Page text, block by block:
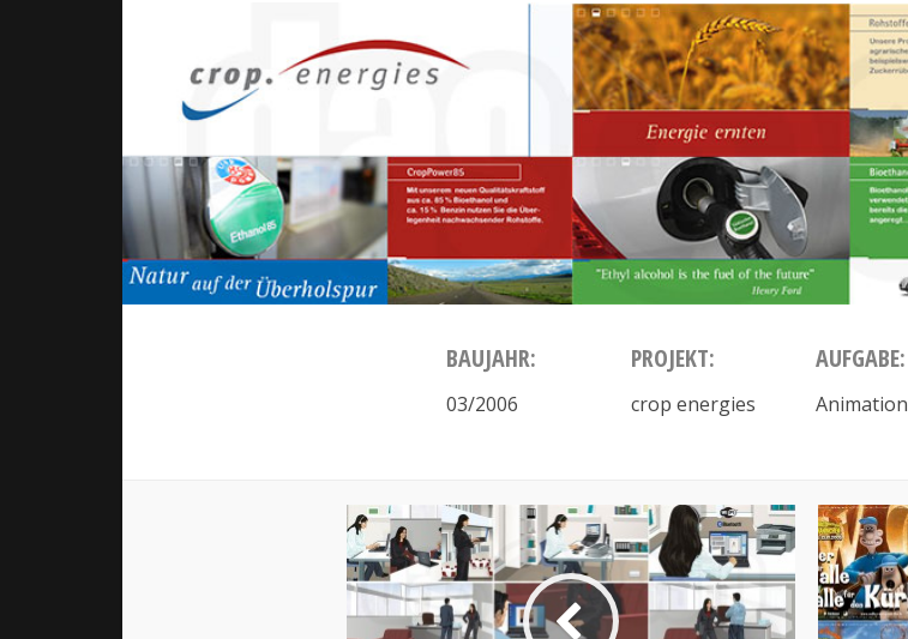
BAUJAHR:
03/2006
PROJEKT:
crop energies
AUFGABE:
Animation